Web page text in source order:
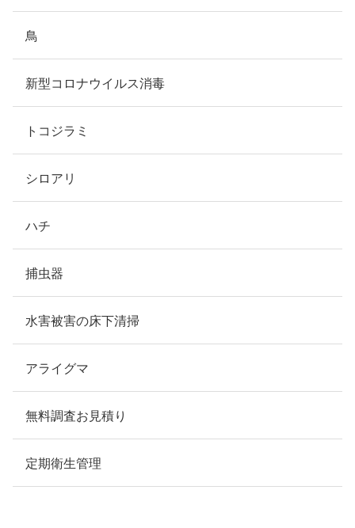
鳥
新型コロナウイルス消毒
トコジラミ
シロアリ
ハチ
捕虫器
水害被害の床下清掃
アライグマ
無料調査お見積り
定期衛生管理